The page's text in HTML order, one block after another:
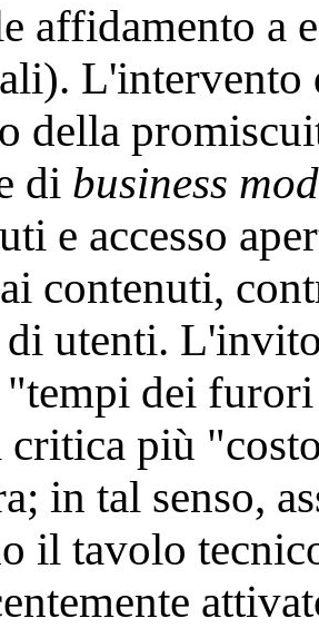
affidamento a
L'intervento
della
di business
e accesso
contenuti,
utenti.
dei
critica più
in tal senso,
il tavolo